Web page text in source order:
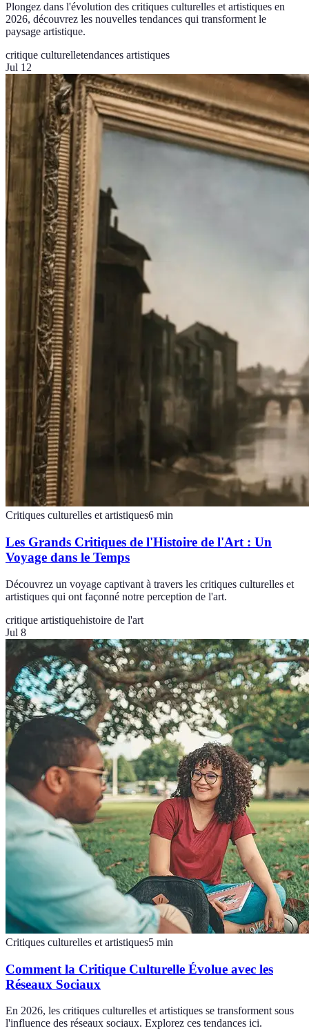
Plongez dans l'évolution des critiques culturelles et artistiques en
2026, découvrez les nouvelles tendances qui transforment le
paysage artistique.
critique culturelletendances artistiques
Jul 12
Critiques culturelles et artistiques6 min
Les Grands Critiques de l'Histoire de l'Art : Un
Voyage dans le Temps
Découvrez un voyage captivant à travers les critiques culturelles et
artistiques qui ont façonné notre perception de l'art.
critique artistiquehistoire de l'art
Jul 8
Critiques culturelles et artistiques5 min
Comment la Critique Culturelle Évolue avec les
Réseaux Sociaux
En 2026, les critiques culturelles et artistiques se transforment sous
l'influence des réseaux sociaux. Explorez ces tendances ici.